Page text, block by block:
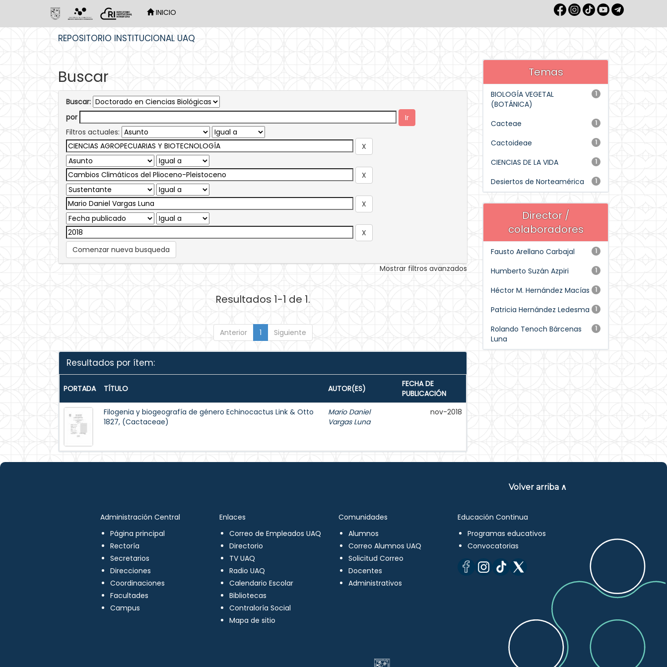
INICIO
REPOSITORIO INSTITUCIONAL UAQ
Buscar
Buscar:
por
Filtros actuales:
Comenzar nueva busqueda
Mostrar filtros avanzados
Resultados 1-1 de 1.
Anterior 1 Siguiente
Resultados por ítem:
PORTADA TÍTULO AUTOR(ES)
FECHA DE
PUBLICACIÓN
Filogenia y biogeografía de género Echinocactus Link & Otto
1827, (Cactaceae)
Mario Daniel
Vargas Luna
nov-2018
Temas
1
BIOLOGÍA VEGETAL
(BOTÁNICA)
1
Cacteae
1
Cactoideae
1
CIENCIAS DE LA VIDA
1
Desiertos de Norteamérica
Director /
colaboradores
1
Fausto Arellano Carbajal
1
Humberto Suzán Azpiri
1
Héctor M. Hernández Macías
1
Patricia Hernández Ledesma
1
Rolando Tenoch Bárcenas
Luna
Volver arriba ∧
Administración Central
Página principal
Rectoría
Secretarios
Direcciones
Coordinaciones
Facultades
Campus
Enlaces
Correo de Empleados UAQ
Directorio
TV UAQ
Radio UAQ
Calendario Escolar
Bibliotecas
Contraloría Social
Mapa de sitio
Comunidades
Alumnos
Correo Alumnos UAQ
Solicitud Correo
Docentes
Administrativos
Educación Continua
Programas educativos
Convocatorias